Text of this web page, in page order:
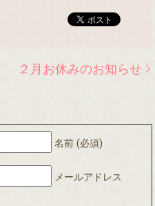
２月お休みのお知らせ
名前 (必須)
メールアドレス